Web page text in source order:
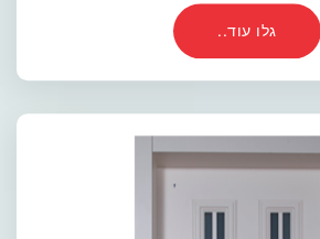
גלו עוד..